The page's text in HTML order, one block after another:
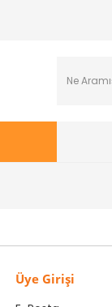
Üye Girişi